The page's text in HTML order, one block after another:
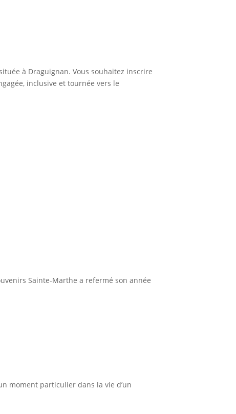
à Draguignan. Vous souhaitez inscrire
inclusive et tournée vers le
Sainte-Marthe a refermé son année
moment particulier dans la vie d’un